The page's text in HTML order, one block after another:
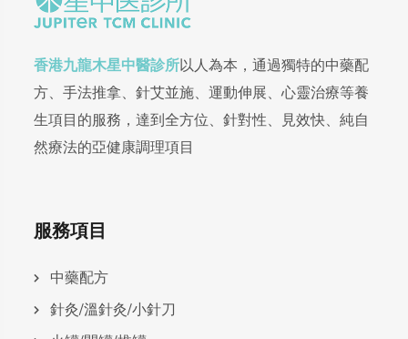
香港九龍木星中醫診所以人為本，通過獨特的中藥配
方、手法推拿、針艾並施、運動伸展、心靈治療等養
生項目的服務，達到全方位、針對性、見效快、純自
然療法的亞健康調理項目
服務項目
中藥配方
針灸/溫針灸/小針刀